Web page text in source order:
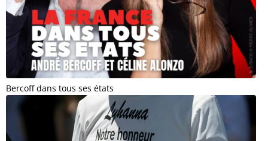
Bercoff dans tous ses états